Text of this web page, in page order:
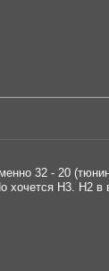
32 - 20
Н3. Н2 в